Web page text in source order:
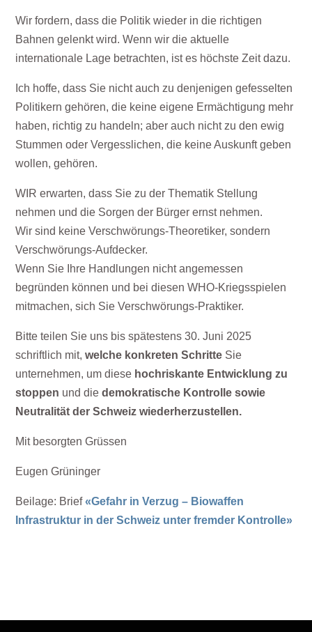
Wir fordern, dass die Politik wieder in die richtigen
Bahnen gelenkt wird. Wenn wir die aktuelle
internationale Lage betrachten, ist es höchste Zeit dazu.
Ich hoffe, dass Sie nicht auch zu denjenigen gefesselten
Politikern gehören, die keine eigene Ermächtigung mehr
haben, richtig zu handeln; aber auch nicht zu den ewig
Stummen oder Vergesslichen, die keine Auskunft geben
wollen, gehören.
WIR erwarten, dass Sie zu der Thematik Stellung
nehmen und die Sorgen der Bürger ernst nehmen.
Wir sind keine Verschwörungs-Theoretiker, sondern
Verschwörungs-Aufdecker.
Wenn Sie Ihre Handlungen nicht angemessen
begründen können und bei diesen WHO-Kriegsspielen
mitmachen, sich Sie Verschwörungs-Praktiker.
Bitte teilen Sie uns bis spätestens 30. Juni 2025
schriftlich mit,welche konkreten Schritte Sie
unternehmen, um diese hochriskante Entwicklung zu
stoppen und diedemokratische Kontrolle sowie
Neutralität der Schweiz wiederherzustellen.
Mit besorgten Grüssen
Eugen Grüninger
Beilage: Brief«Gefahr in Verzug – Biowaffen
Infrastruktur in der Schweiz unter fremder Kontrolle»